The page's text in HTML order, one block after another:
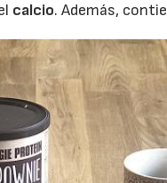
calcio. Además,